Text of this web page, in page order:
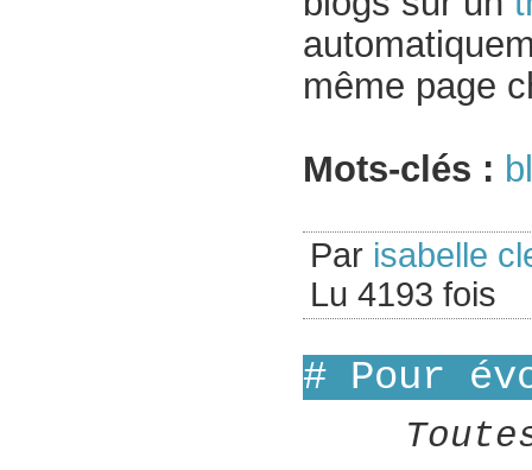
même page
Mots-clés :
Par isabelle
Lu 4193 fois
# Pour